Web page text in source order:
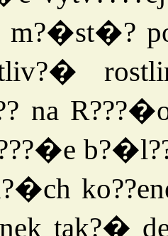
na
tak?�